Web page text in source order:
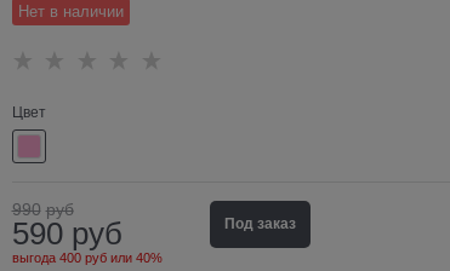
Нет в наличии
Цвет
990 руб
590 руб
выгода 400 рубили 40%
Под заказ